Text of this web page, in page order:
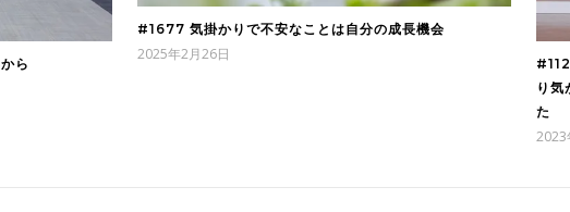
ら
#1677 気掛かりで不安なことは自分の成長機会
2025年2月26日
り気
た
2023